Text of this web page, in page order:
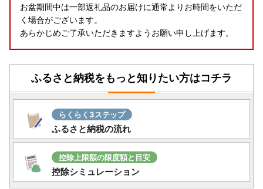
お盆期間中は一部返礼品のお届けに通常よりお時間をいただ
く場合がございます。
あらかじめご了承いただきますようお願い申し上げます。
ふるさと納税をもっと知りたい方はコチラ
らくらく3ステップ
ふるさと納税の流れ
控除上限額の限度額と目安
控除シミュレーション